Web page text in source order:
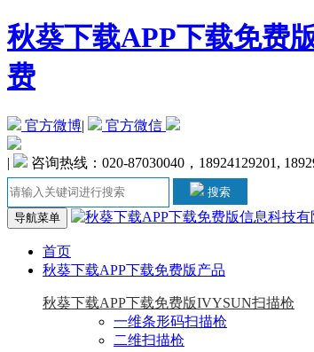
秋葵下载APP下载免费
费
官方微博| 官方微信
| 咨询热线：020-87030040，18924129201,
搜索
导航菜单
首页
秋葵下载APP下载免费版产品
秋葵下载APP下载免费版IVYSUN扫描枪
一维条形码扫描枪
二维扫描枪